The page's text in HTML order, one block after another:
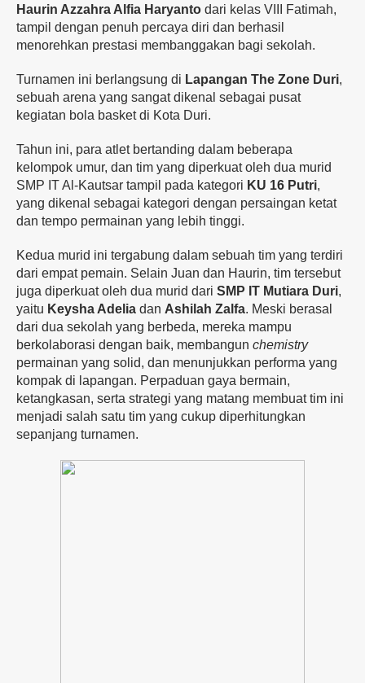
Haurin Azzahra Alfia Haryanto dari kelas VIII Fatimah,
tampil dengan penuh percaya diri dan berhasil
menorehkan prestasi membanggakan bagi sekolah.
Turnamen ini berlangsung di Lapangan The Zone Duri,
sebuah arena yang sangat dikenal sebagai pusat
kegiatan bola basket di Kota Duri.
Tahun ini, para atlet bertanding dalam beberapa
kelompok umur, dan tim yang diperkuat oleh dua murid
SMP IT Al-Kautsar tampil pada kategori KU 16 Putri,
yang dikenal sebagai kategori dengan persaingan ketat
dan tempo permainan yang lebih tinggi.
Kedua murid ini tergabung dalam sebuah tim yang terdiri
dari empat pemain. Selain Juan dan Haurin, tim tersebut
juga diperkuat oleh dua murid dari SMP IT Mutiara Duri,
yaitu Keysha Adelia dan Ashilah Zalfa. Meski berasal
dari dua sekolah yang berbeda, mereka mampu
berkolaborasi dengan baik, membangun chemistry
permainan yang solid, dan menunjukkan performa yang
kompak di lapangan. Perpaduan gaya bermain,
ketangkasan, serta strategi yang matang membuat tim ini
menjadi salah satu tim yang cukup diperhitungkan
sepanjang turnamen.